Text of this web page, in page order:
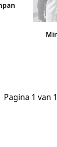
Pagina 1 van